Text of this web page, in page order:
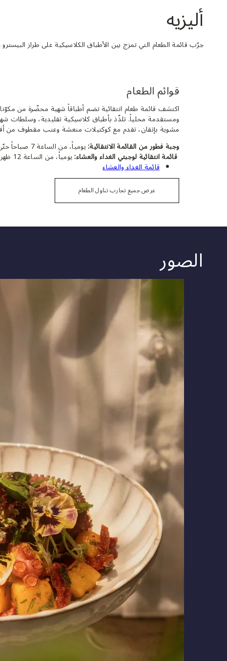
أليزيه
جرّب قائمة الطعام التي تمزج بين الأطباق الكلاسيكية على طراز
قوائم الطعام
مشوية بإتقان، تقدم مع كوكتيلات منعشة وعنب مقطوف من
وجبة فطور من القائمة الانتقائية: يومياً، من الساعة 7 صباحاً حتّى الساعة 11 صباحاً.
قائمة انتقائية لوجبتي الغداء والعشاء: يومياً، من الساعة 12 ظهراً حتّى الساعة 11 مساءً.
قائمة الغداء والعشاء
عرض جميع تجارب تناول الطعام
الصور